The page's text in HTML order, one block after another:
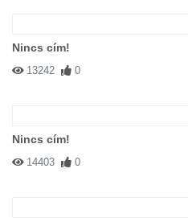
Nincs cím!
13242 0
Nincs cím!
14403 0